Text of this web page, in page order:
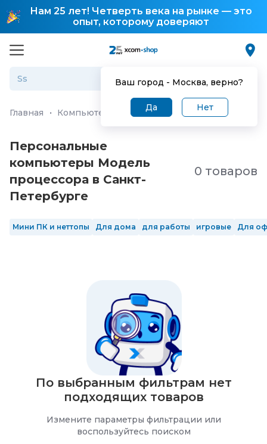
Нам 25 лет! Четверть века на рынке — это
опыт, которому доверяют
Ваш город - Москва, верно?
Да Нет
Главная · Компьютеры и ноутбуки Персональные
Персональные
компьютеры Модель
процессора в Санкт-
Петербургe
0 товаров
Мини ПК и неттопы Для дома для работы игровые Для
По выбранным фильтрам нет
подходящих товаров
Измените параметры фильтрации или
воспользуйтесь поиском